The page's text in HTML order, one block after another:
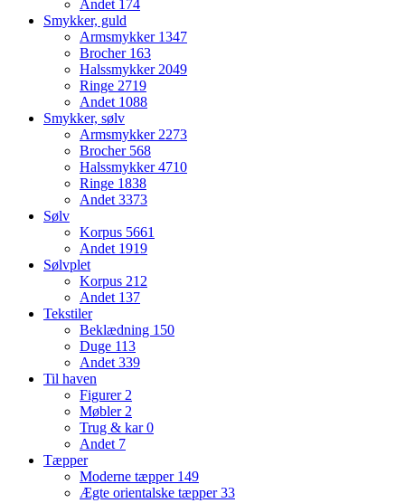
Andet 174
Smykker, guld
Armsmykker 1347
Brocher 163
Halssmykker 2049
Ringe 2719
Andet 1088
Smykker, sølv
Armsmykker 2273
Brocher 568
Halssmykker4710
Ringe 1838
Andet 3373
Sølv
Korpus 5661
Andet 1919
Sølvplet
Korpus 212
Andet 137
Tekstiler
Beklædning 150
Duge 113
Andet 339
Til haven
Figurer 2
Møbler 2
Trug & kar0
Andet 7
Tæpper
Moderne tæpper 149
Ægte orientalske tæpper33